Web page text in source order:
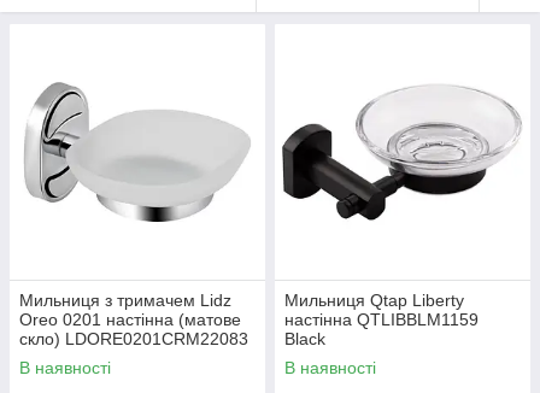
Мильниця з тримачем Lidz
Oreo 0201 настінна (матове
скло) LDORE0201CRM22083
Chrome
В наявності
Мильниця Qtap Liberty
настінна QTLIBBLM1159
Black
В наявності